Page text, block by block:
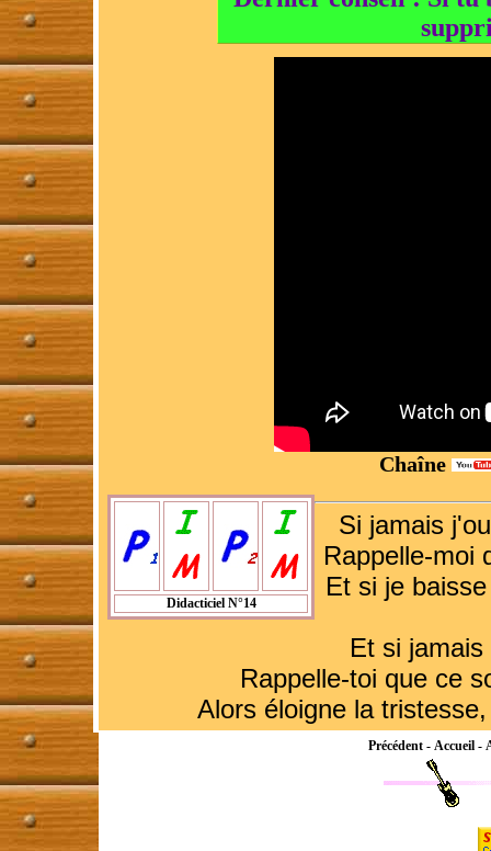
Chaîne
Didacticiel N°14
Si jamais
Rappelle-moi
Et si je
Et si
Rappelle-toi que ce
Alors éloigne la
Précédent - Accueil -